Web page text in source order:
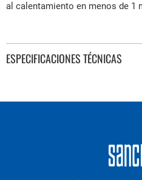
al calentamiento en menos de 1
ESPECIFICACIONES TÉCNICAS